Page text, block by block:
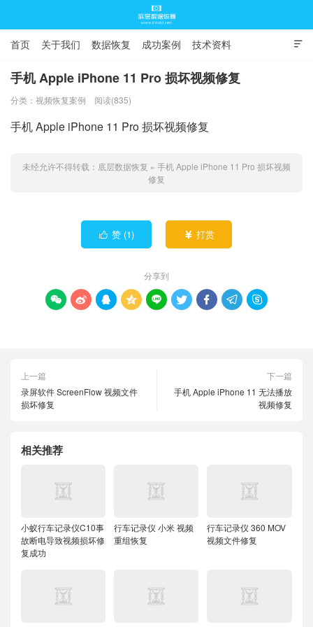

首页 关于我们 数据恢复 成功案例 技术资料
常见问题
手机 Apple iPhone 11 Pro 损坏视频修复
分类： 视频恢复案例 阅读(835)
手机 Apple iPhone 11 Pro 损坏视频修复
未经允许不得转载： 底层数据恢复 » 手机 Apple iPhone 11 Pro 损坏视频
修复
 赞 (1)  打赏
分享到
        
上一篇
录屏软件 ScreenFlow 视频文件
损坏修复
下一篇
手机 Apple iPhone 11 无法播放
视频修复
相关推荐
小蚁行车记录仪C10事
故断电导致视频损坏修
复成功
行车记录仪 小米 视频
重组恢复
行车记录仪 360 MOV
视频文件修复